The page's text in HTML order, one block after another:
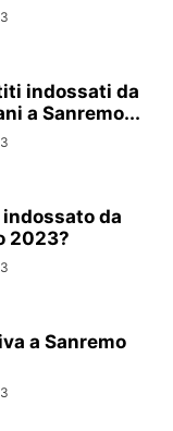
indossati da
a Sanremo...
da
2023?
a Sanremo